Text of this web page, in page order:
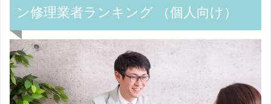
ン修理業者ランキング （個人向け）